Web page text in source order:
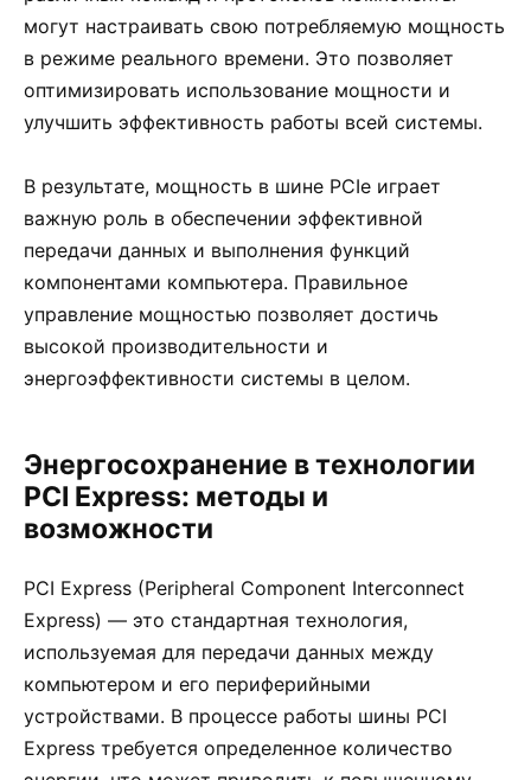
могут настраивать свою потребляемую мощность
в режиме реального времени. Это позволяет
оптимизировать использование мощности и
улучшить эффективность работы всей системы.
В результате, мощность в шине PCIe играет
важную роль в обеспечении эффективной
передачи данных и выполнения функций
компонентами компьютера. Правильное
управление мощностью позволяет достичь
высокой производительности и
энергоэффективности системы в целом.
Энергосохранение в технологии
PCI Express: методы и
возможности
PCI Express (Peripheral Component Interconnect
Express) — это стандартная технология,
используемая для передачи данных между
компьютером и его периферийными
устройствами. В процессе работы шины PCI
Express требуется определенное количество